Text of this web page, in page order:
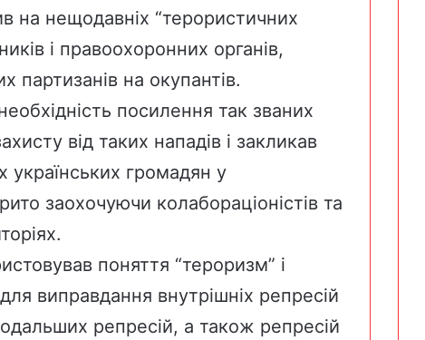
на нещодавніх “терористичних
і правоохоронних органів,
партизанів на окупантів.
посилення так званих
від таких нападів і закликав
українських громадян у
заохочуючи колабораціоністів та
поняття “тероризм” і
виправдання внутрішніх репресій
репресій, а також репресій